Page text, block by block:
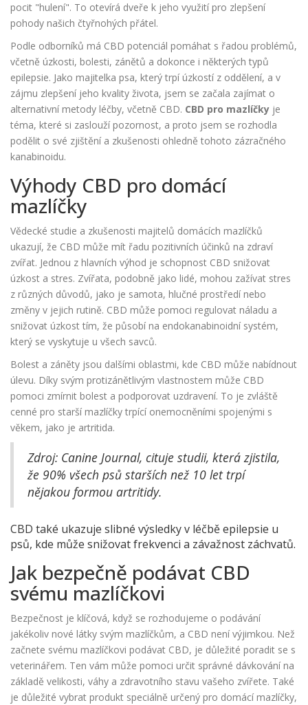
pocit "hulení". To otevírá dveře k jeho využití pro zlepšení
pohody našich čtyřnohých přátel.
Podle odborníků má CBD potenciál pomáhat s řadou problémů,
včetně úzkosti, bolesti, zánětů a dokonce i některých typů
epilepsie. Jako majitelka psa, který trpí úzkostí z oddělení, a v
zájmu zlepšení jeho kvality života, jsem se začala zajímat o
alternativní metody léčby, včetně CBD. CBD pro mazlíčky je
téma, které si zaslouží pozornost, a proto jsem se rozhodla
podělit o své zjištění a zkušenosti ohledně tohoto zázračného
kanabinoidu.
Výhody CBD pro domácí
mazlíčky
Vědecké studie a zkušenosti majitelů domácích mazlíčků
ukazují, že CBD může mít řadu pozitivních účinků na zdraví
zvířat. Jednou z hlavních výhod je schopnost CBD snižovat
úzkost a stres. Zvířata, podobně jako lidé, mohou zažívat stres
z různých důvodů, jako je samota, hlučné prostředí nebo
změny v jejich rutině. CBD může pomoci regulovat náladu a
snižovat úzkost tím, že působí na endokanabinoidní systém,
který se vyskytuje u všech savců.
Bolest a záněty jsou dalšími oblastmi, kde CBD může nabídnout
úlevu. Díky svým protizánětlivým vlastnostem může CBD
pomoci zmírnit bolest a podporovat uzdravení. To je zvláště
cenné pro starší mazlíčky trpící onemocněními spojenými s
věkem, jako je artritida.
Zdroj: Canine Journal, cituje studii, která zjistila,
že 90% všech psů starších než 10 let trpí
nějakou formou artritidy.
CBD také ukazuje slibné výsledky v léčbě epilepsie u
psů, kde může snižovat frekvenci a závažnost záchvatů.
Jak bezpečně podávat CBD
svému mazlíčkovi
Bezpečnost je klíčová, když se rozhodujeme o podávání
jakékoliv nové látky svým mazlíčkům, a CBD není výjimkou. Než
začnete svému mazlíčkovi podávat CBD, je důležité poradit se s
veterinářem. Ten vám může pomoci určit správné dávkování na
základě velikosti, váhy a zdravotního stavu vašeho zvířete. Také
je důležité vybrat produkt speciálně určený pro domácí mazlíčky,